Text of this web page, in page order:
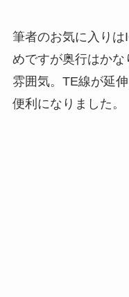
筆者のお気に入り
めですが奥行はか
雰囲気。TE線が延
便利になりました。